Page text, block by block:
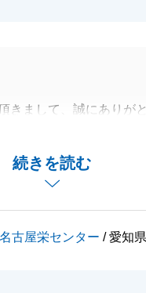
続きを読む
きまして、誠にありが
ることが出来ました。
ない中、ご満足いただ
う、お願い申し上げま
名古屋栄センター / 愛知